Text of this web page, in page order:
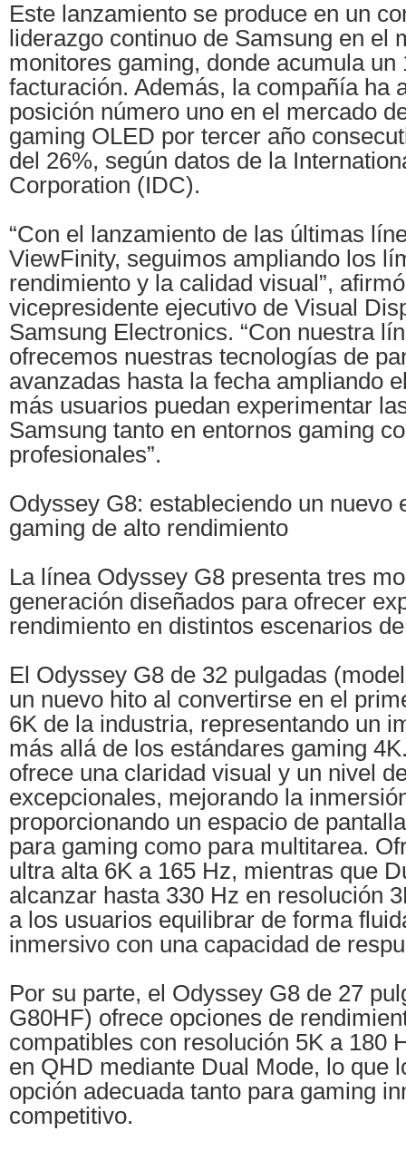
Este lanzamiento se produce en un
liderazgo continuo de Samsung en el
monitores gaming, donde acumula un
facturación. Además, la compañía ha
posición número uno en el mercado
gaming OLED por tercer año
del 26%, según datos de la
Corporation (IDC).
“Con el lanzamiento de las últimas
ViewFinity, seguimos ampliando los
rendimiento y la calidad visual”,
vicepresidente ejecutivo de Visual
Samsung Electronics. “Con nuestra
ofrecemos nuestras tecnologías de
avanzadas hasta la fecha ampliando
más usuarios puedan experimentar
Samsung tanto en entornos gaming
profesionales”.
Odyssey G8: estableciendo un nuevo
gaming de alto rendimiento
La línea Odyssey G8 presenta tres
generación diseñados para ofrecer
rendimiento en distintos escenarios
El Odyssey G8 de 32 pulgadas
un nuevo hito al convertirse en el
6K de la industria, representando un
más allá de los estándares gaming
ofrece una claridad visual y un nivel
excepcionales, mejorando la
proporcionando un espacio de
para gaming como para multitarea.
ultra alta 6K a 165 Hz, mientras que
alcanzar hasta 330 Hz en resolución
a los usuarios equilibrar de forma
inmersivo con una capacidad de
Por su parte, el Odyssey G8 de 27
G80HF) ofrece opciones de
compatibles con resolución 5K a 180
en QHD mediante Dual Mode, lo que
opción adecuada tanto para gaming
competitivo.